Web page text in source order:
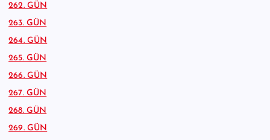
262. GÜN
263. GÜN
264. GÜN
265. GÜN
266. GÜN
267. GÜN
268. GÜN
269. GÜN